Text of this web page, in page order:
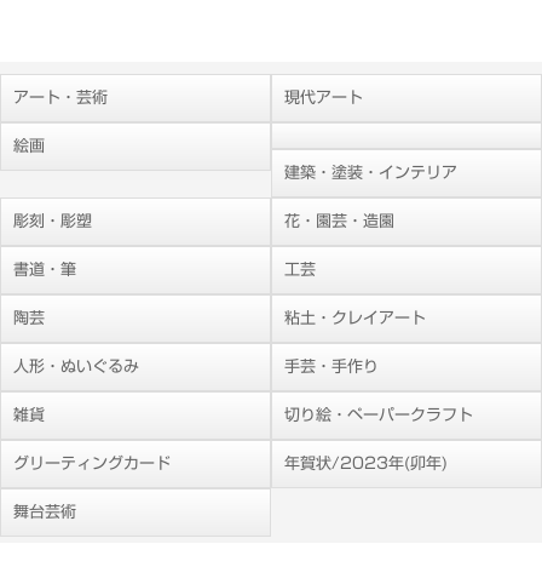
アート・芸術 現代アート
絵画
建築・塗装・インテリア
彫刻・彫塑 花・園芸・造園
書道・筆 工芸
陶芸 粘土・クレイアート
人形・ぬいぐるみ 手芸・手作り
雑貨 切り絵・ペーパークラフト
グリーティングカード 年賀状/2023年(卯年)
舞台芸術